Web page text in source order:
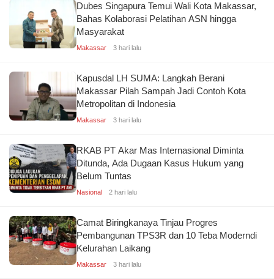
Dubes Singapura Temui Wali Kota Makassar,
Bahas Kolaborasi Pelatihan ASN hingga
Masyarakat
Makassar 3 hari lalu
Kapusdal LH SUMA: Langkah Berani
Makassar Pilah Sampah Jadi Contoh Kota
Metropolitan di Indonesia
Makassar 3 hari lalu
RKAB PT Akar Mas Internasional Diminta
Ditunda, Ada Dugaan Kasus Hukum yang
Belum Tuntas
Nasional 2 hari lalu
Camat Biringkanaya Tinjau Progres
Pembangunan TPS3R dan 10 Teba Moderndi
Kelurahan Laikang
Makassar 3 hari lalu